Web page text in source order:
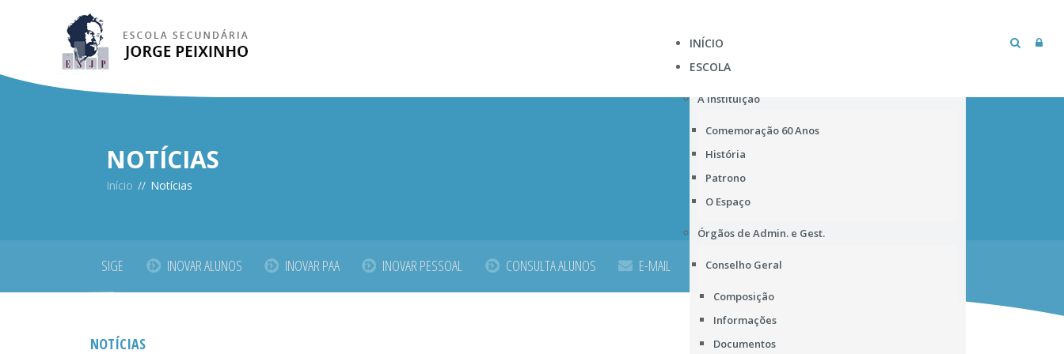
INÍCIO
ESCOLA
A Instituição
Comemoração 60 Anos
História
Patrono
O Espaço
Órgãos de Admin. e Gest.
Conselho Geral
Composição
Informações
Documentos
NOTÍCIAS
Início // Notícias
SIGE INOVAR ALUNOS INOVAR PAA INOVAR PESSOAL CONSULTA ALUNOS E-MAIL MICROSOFT TEAMS
NOTÍCIAS